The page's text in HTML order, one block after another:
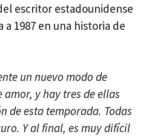
escritor estadounidense
a 1987 en una historia de
un nuevo modo de
y hay tres de ellas
de esta temporada. Todas
Y al final, es muy difícil